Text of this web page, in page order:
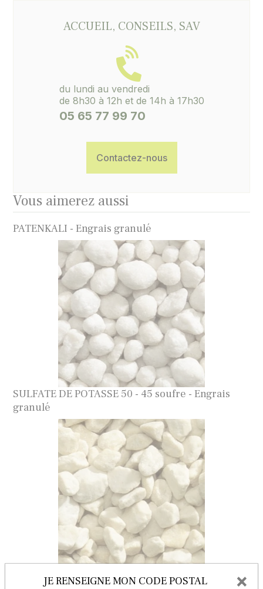
ACCUEIL, CONSEILS, SAV
du lundi au vendredi
de 8h30 à 12h et de 14h à 17h30
05 65 77 99 70
Contactez-nous
Vous aimerez aussi
PATENKALI - Engrais granulé
SULFATE DE POTASSE 50 - 45 soufre - Engrais
granulé
JE RENSEIGNE MON CODE POSTAL ×